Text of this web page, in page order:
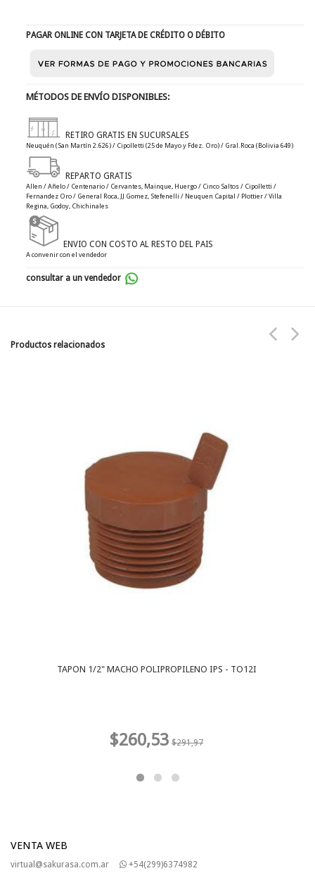
PAGAR ONLINE CON TARJETA DE CRÉDITO O DÉBITO
MÉTODOS DE ENVÍO DISPONIBLES:
RETIRO GRATIS EN SUCURSALES
Neuquén (San Martín 2.626) / Cipolletti (25 de Mayo y Fdez. Oro) / Gral.Roca (Bolivia 649)
REPARTO GRATIS
Allen / Añelo / Centenario / Cervantes, Mainque, Huergo / Cinco Saltos / Cipolletti /
Fernandez Oro / General Roca, JJ Gomez, Stefenelli / Neuquen Capital / Plottier / Villa
Regina, Godoy, Chichinales
ENVIO CON COSTO AL RESTO DEL PAIS
A convenir con el vendedor
consultar a un vendedor
Productos relacionados
TAPON 1/2" MACHO POLIPROPILENO IPS - TO12I
$260,53 $291,97
VENTA WEB
virtual@sakurasa.com.ar
+54(299)6374982